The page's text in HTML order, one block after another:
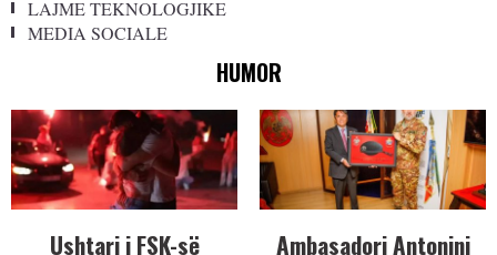
LAJME TEKNOLOGJIKE
MEDIA SOCIALE
HUMOR
Ushtari i FSK-së Ambasadori Antonini